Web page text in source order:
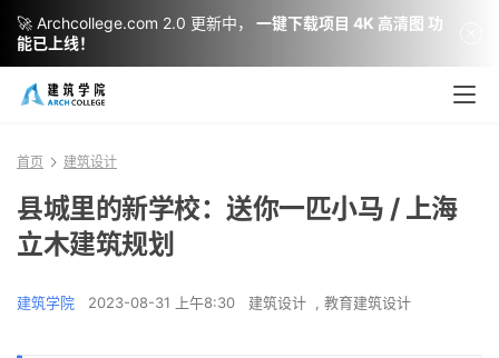
首页 建筑设计
县城里的新学校：送你一匹小马 / 上海
立木建筑规划
建筑学院 2023-08-31 上午8:30 建筑设计 , 教育建筑设计
🚀 Archcollege.com 2.0 更新中，
一键下载项目 4K 高清图 功
能已上线！